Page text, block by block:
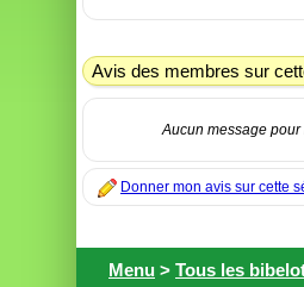
Avis des membres sur
Aucun message pour
Donner mon avis sur cette
Menu > Tous les